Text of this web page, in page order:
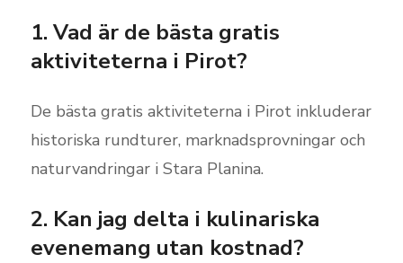
1. Vad är de bästa gratis
aktiviteterna i Pirot?
De bästa gratis aktiviteterna i Pirot inkluderar
historiska rundturer, marknadsprovningar och
naturvandringar i Stara Planina.
2. Kan jag delta i kulinariska
evenemang utan kostnad?